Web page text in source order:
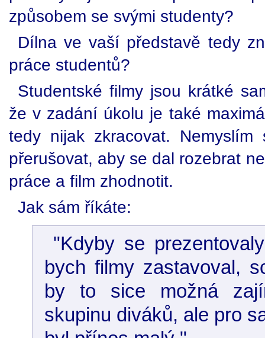
způsobem se svými studenty?
Dílna ve vaší představě tedy
práce studentů?
Studentské filmy jsou krátké
že v zadání úkolu je také
tedy nijak zkracovat.
přerušovat, aby se dal rozebrat
práce a film zhodnotit.
Jak sám říkáte:
"Kdyby se
bych filmy zastavoval,
by to sice možná
skupinu diváků, ale pro